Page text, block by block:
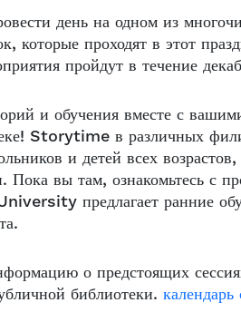
день на одном из
которые проходят в этот
пройдут в течение
и обучения вместе с
Storytime в различных
и детей всех
Пока вы там, ознакомьтесь
предлагает ранние
о предстоящих
библиотеки.